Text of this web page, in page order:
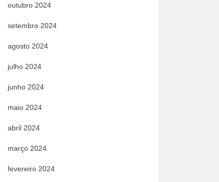
outubro 2024
setembro 2024
agosto 2024
julho 2024
junho 2024
maio 2024
abril 2024
março 2024
fevereiro 2024